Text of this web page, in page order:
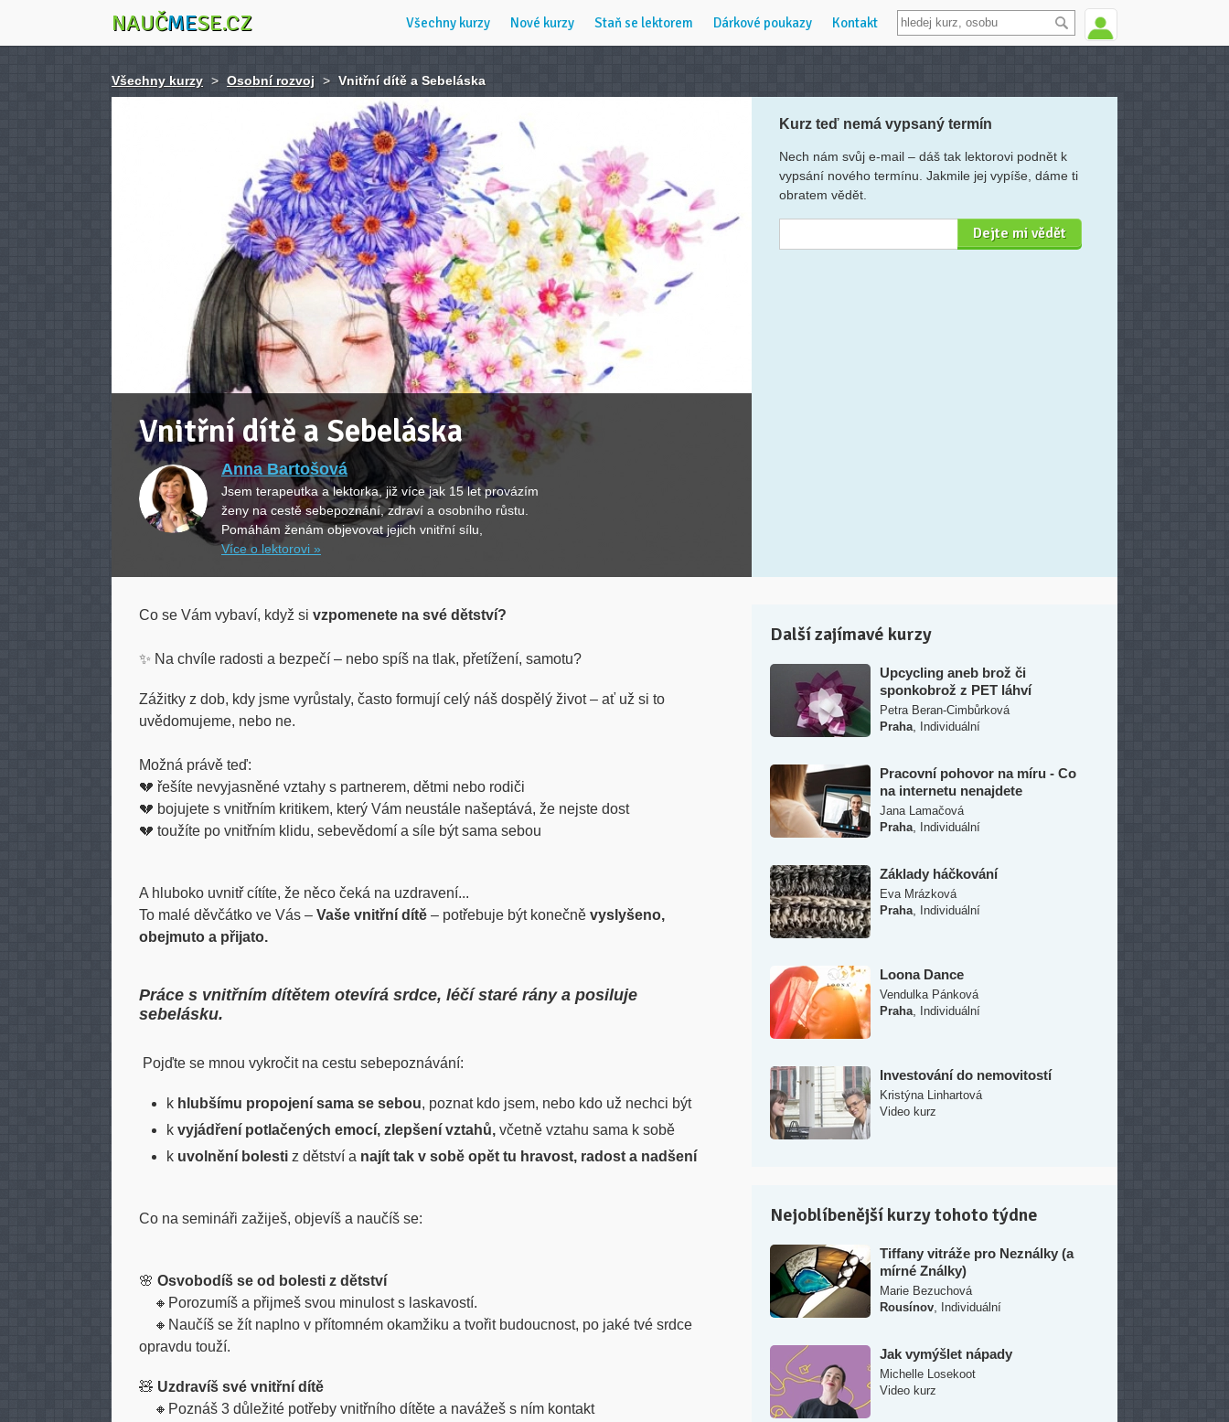
NAUČMESE.CZ Všechny kurzy Nové kurzy Staň se lektorem Dárkové poukazy Kontakt
Všechny kurzy > Osobní rozvoj > Vnitřní dítě a Sebeláska
Vnitřní dítě a Sebeláska
Anna Bartošová
Jsem terapeutka a lektorka, již více jak 15 let provázím
ženy na cestě sebepoznání, zdraví a osobního růstu.
Pomáhám ženám objevovat jejich vnitřní sílu,
Více o lektorovi »
Kurz teď nemá vypsaný termín
Nech nám svůj e-mail – dáš tak lektorovi podnět k
vypsání nového termínu. Jakmile jej vypíše, dáme ti
obratem vědět.
Co se Vám vybaví, když si vzpomenete na své dětství?
✨ Na chvíle radosti a bezpečí – nebo spíš na tlak, přetížení, samotu?
Zážitky z dob, kdy jsme vyrůstaly, často formují celý náš dospělý život – ať už si to
uvědomujeme, nebo ne.
Možná právě teď:
💔 řešíte nevyjasněné vztahy s partnerem, dětmi nebo rodiči
💔 bojujete s vnitřním kritikem, který Vám neustále našeptává, že nejste dost
💔 toužíte po vnitřním klidu, sebevědomí a síle být sama sebou
A hluboko uvnitř cítíte, že něco čeká na uzdravení...
To malé děvčátko ve Vás – Vaše vnitřní dítě – potřebuje být konečně vyslyšeno,
obejmuto a přijato.
Práce s vnitřním dítětem otevírá srdce, léčí staré rány a posiluje
sebelásku.
Pojďte se mnou vykročit na cestu sebepoznávání:
k hlubšímu propojení sama se sebou, poznat kdo jsem, nebo kdo už nechci být
k vyjádření potlačených emocí, zlepšení vztahů, včetně vztahu sama k sobě
k uvolnění bolesti z dětství a najít tak v sobě opět tu hravost, radost a nadšení
Co na semináři zažiješ, objevíš a naučíš se:
🌸 Osvobodíš se od bolesti z dětství
🔸Porozumíš a přijmeš svou minulost s laskavostí.
🔸Naučíš se žít naplno v přítomném okamžiku a tvořit budoucnost, po jaké tvé srdce
opravdu touží.
🧸 Uzdravíš své vnitřní dítě
🔸Poznáš 3 důležité potřeby vnitřního dítěte a navážeš s ním kontakt
Další zajímavé kurzy
Upcycling aneb brož či
sponkobrož z PET láhví
Petra Beran-Cimbůrková
Praha
Individuální
Pracovní pohovor na míru - Co
na internetu nenajdete
Jana Lamačová
Praha
Individuální
Základy háčkování
Eva Mrázková
Praha
Individuální
Loona Dance
Vendulka Pánková
Praha
Individuální
Investování do nemovitostí
Kristýna Linhartová
Video kurz
Nejoblíbenější kurzy tohoto týdne
Tiffany vitráže pro Neználky (a
mírné Ználky)
Marie Bezuchová
Rousínov
Individuální
Jak vymýšlet nápady
Michelle Losekoot
Video kurz